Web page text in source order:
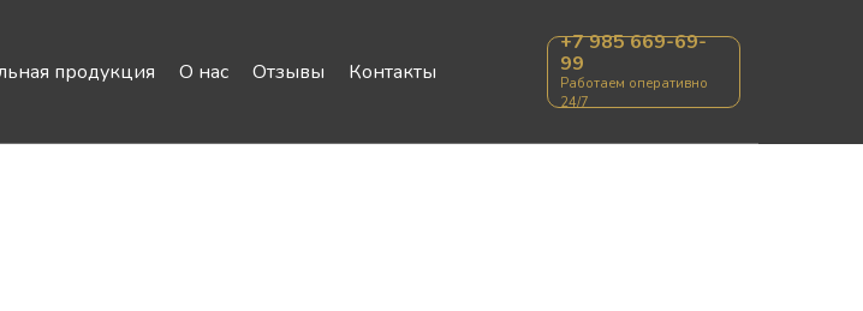
продукция О нас Отзывы Контакты
+7 985 669-69-
99
Работаем оперативно
24/7